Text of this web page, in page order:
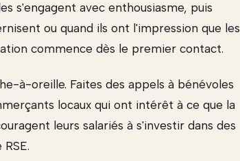
s'engagent avec enthousiasme, puis
ou quand ils ont l'impression que les
commence dès le premier contact.
à-oreille. Faites des appels à bénévoles
locaux qui ont intérêt à ce que la
leurs salariés à s'investir dans des